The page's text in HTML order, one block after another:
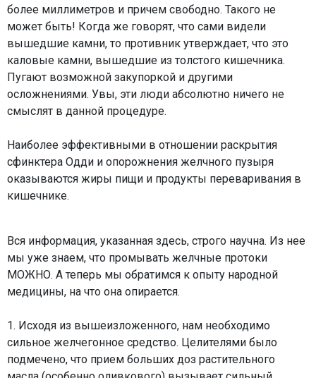
более миллиметров и причем свободно. Такого не
может быть! Когда же говорят, что сами видели
вышедшие камни, то противник утверждает, что это
каловые камни, вышедшие из толстого кишечника.
Пугают возможной закупоркой и другими
осложнениями. Увы, эти люди абсолютно ничего не
смыслят в данной процедуре.
Наиболее эффективными в отношении раскрытия
сфинктера Одди и опорожнения желчного пузыря
оказываются жиры пищи и продукты переваривания в
кишечнике.
Вся информация, указанная здесь, строго научна. Из нее
мы уже знаем, что промывать желчные протоки
МОЖНО. А теперь мы обратимся к опыту народной
медицины, на что она опирается.
1. Исходя из вышеизложенного, нам необходимо
сильное желчегонное средство. Целителями было
подмечено, что прием больших доз растительного